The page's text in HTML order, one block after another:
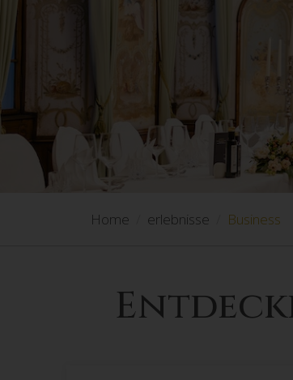
Home erlebnisse Business